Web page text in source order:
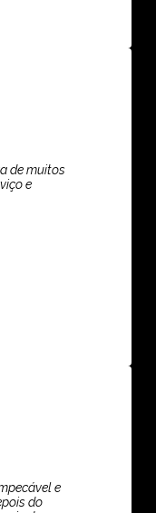
de muitos
e
e
do